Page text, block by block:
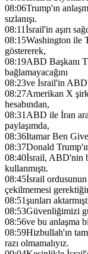
08:06Trump'ın
sızlanışı.
08:11İsrail'in aşırı
08:15Washington ile
göstererek,
08:19ABD Başkanı
bağlamayacağını
08:23ve İsrail'in
08:27Amerikan X
hesabından,
08:31ABD ile İran
paylaşımda,
08:36Itamar Ben
08:37Donald
08:40İsrail, ABD'nin
kullanmıştı.
08:45İsrail
çekilmemesi
08:51şunları
08:53Güvenliğimizi
08:56ve bu anlaşma
08:59Hizbullah'ın
razı olmamalıyız.